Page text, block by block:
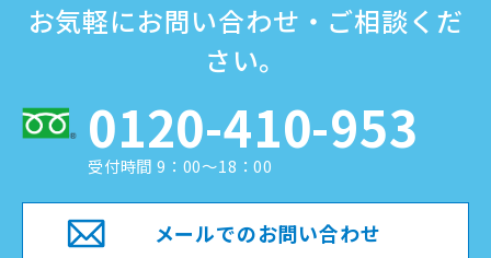
お気軽にお問い合わせ・ご相談くだ
さい。
0120-410-953
受付時間 9：00～18：00
メールでのお問い合わせ